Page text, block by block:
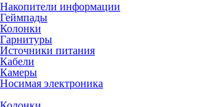
Накопители информации
Геймпады
Колонки
Гарнитуры
Источники питания
Кабели
Камеры
Носимая электроника